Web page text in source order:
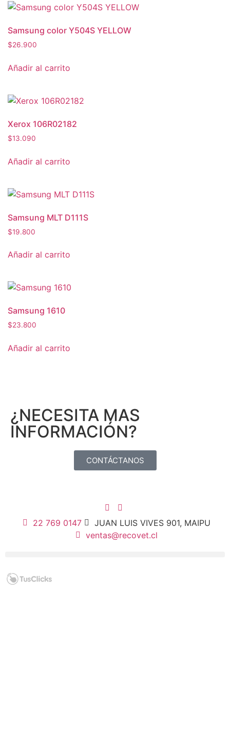
Samsung color Y504S YELLOW
$26.900
Añadir al carrito
Xerox 106R02182
$13.090
Añadir al carrito
Samsung MLT D111S
$19.800
Añadir al carrito
Samsung 1610
$23.800
Añadir al carrito
¿NECESITA MAS
INFORMACIÓN?
CONTÁCTANOS
22 769 0147
JUAN LUIS VIVES 901, MAIPU
ventas@recovet.cl